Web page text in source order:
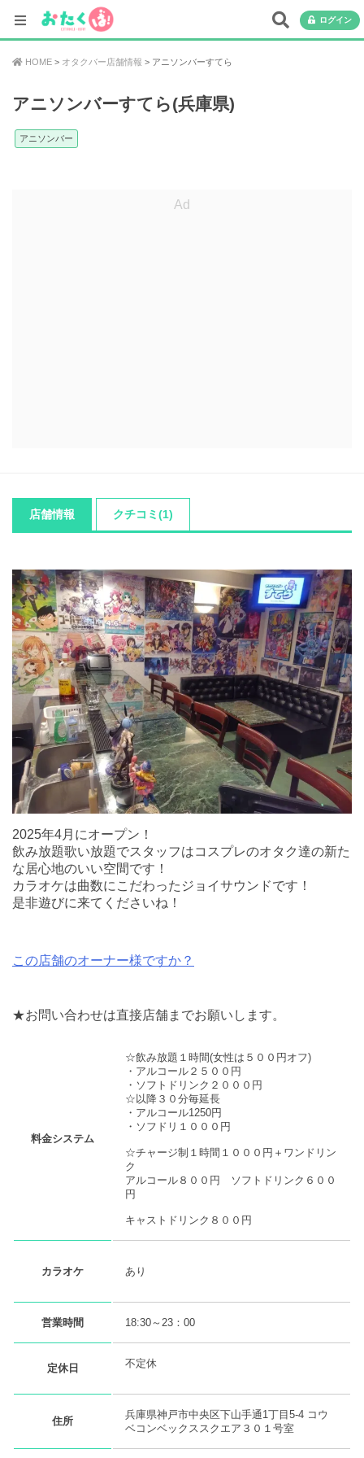
ログイン
HOME オタクバー店舗情報 アニソンバーすてら
アニソンバーすてら(兵庫県)
アニソンバー
店舗情報 クチコミ(1)
2025年4月にオープン！
飲み放題歌い放題でスタッフはコスプレのオタク達の新た
な居心地のいい空間です！
カラオケは曲数にこだわったジョイサウンドです！
是非遊びに来てくださいね！
この店舗のオーナー様ですか？
★お問い合わせは直接店舗までお願いします。
料金システム
☆飲み放題１時間(女性は５００円オフ)
・アルコール２５００円
・ソフトドリンク２０００円
☆以降３０分毎延長
・アルコール1250円
・ソフドリ１０００円
☆チャージ制１時間１０００円＋ワンドリン
ク
アルコール８００円 ソフトドリンク６００
円
キャストドリンク８００円
カラオケ あり
営業時間 18:30～23：00
定休日 不定休
住所
兵庫県神戸市中央区下山手通1丁目5-4 コウ
ベコンベックススクエア３０１号室